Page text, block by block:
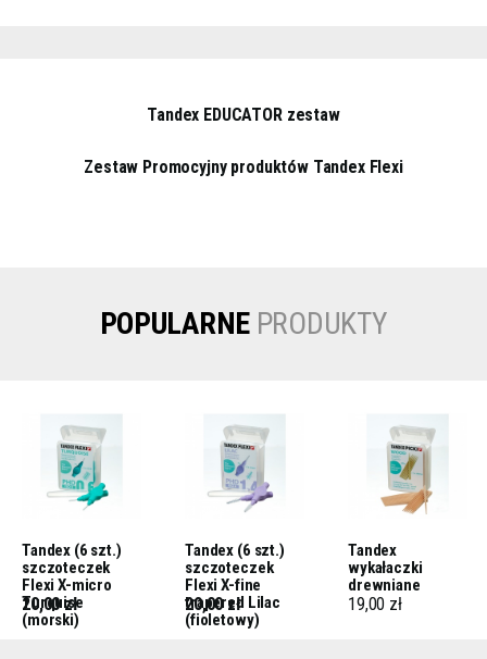
Tandex EDUCATOR zestaw
Zestaw Promocyjny produktów Tandex Flexi
POPULARNE PRODUKTY
Tandex (6 szt.)
szczoteczek
Flexi X-micro
Turquise
(morski)
20,00 zł
Tandex (6 szt.)
szczoteczek
Flexi X-fine
trapered Lilac
(fioletowy)
20,00 zł
Tandex
wykałaczki
drewniane
19,00 zł